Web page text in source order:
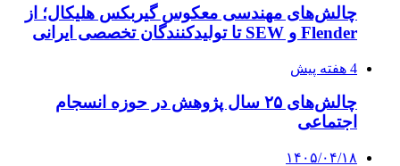
چالش‌های مهندسی معکوس گیربکس هلیکال؛ از
Flender و SEW تا تولیدکنندگان تخصصی ایرانی
4 هفته پیش
چالش‌های ۲۵ سال پژوهش در حوزه انسجام
اجتماعی
۱۴۰۵/۰۴/۱۸